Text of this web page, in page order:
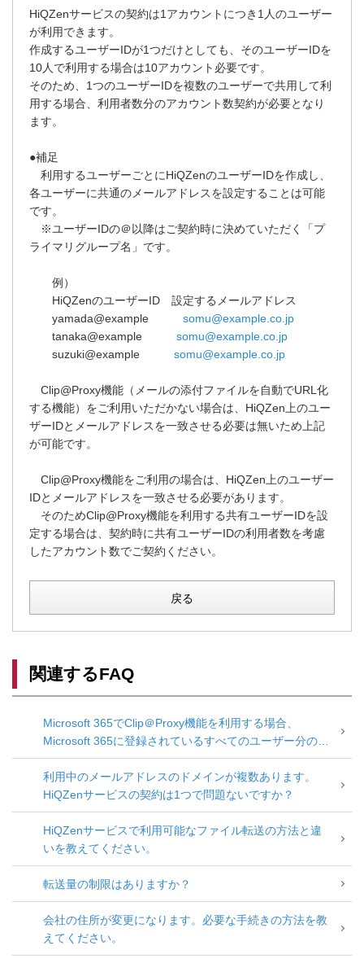
HiQZenサービスの契約は1アカウントにつき1人のユーザー
が利用できます。
作成するユーザーIDが1つだけとしても、そのユーザーIDを
10人で利用する場合は10アカウント必要です。
そのため、1つのユーザーIDを複数のユーザーで共用して利
用する場合、利用者数分のアカウント数契約が必要となり
ます。
●補足
利用するユーザーごとにHiQZenのユーザーIDを作成し、
各ユーザーに共通のメールアドレスを設定することは可能
です。
※ユーザーIDの＠以降はご契約時に決めていただく「プ
ライマリグループ名」です。
例）
HiQZenのユーザーID 設定するメールアドレス
yamada@example somu@example.co.jp
tanaka@example somu@example.co.jp
suzuki@example somu@example.co.jp
Clip@Proxy機能（メールの添付ファイルを自動でURL化
する機能）をご利用いただかない場合は、HiQZen上のユー
ザーIDとメールアドレスを一致させる必要は無いため上記
が可能です。
Clip@Proxy機能をご利用の場合は、HiQZen上のユーザー
IDとメールアドレスを一致させる必要があります。
そのためClip@Proxy機能を利用する共有ユーザーIDを設
定する場合は、契約時に共有ユーザーIDの利用者数を考慮
したアカウント数でご契約ください。
戻る
関連するFAQ
Microsoft 365でClip＠Proxy機能を利用する場合、
Microsoft 365に登録されているすべてのユーザー分のア
カウント数の契約が必要ですか？一部のユーザーのみ
Clip＠Pr...
利用中のメールアドレスのドメインが複数あります。
HiQZenサービスの契約は1つで問題ないですか？
HiQZenサービスで利用可能なファイル転送の方法と違
いを教えてください。
転送量の制限はありますか？
会社の住所が変更になります。必要な手続きの方法を教
えてください。